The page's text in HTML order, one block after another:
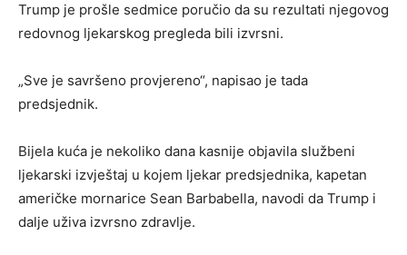
Trump je prošle sedmice poručio da su rezultati njegovog
redovnog ljekarskog pregleda bili izvrsni.
„Sve je savršeno provjereno“, napisao je tada
predsjednik.
Bijela kuća je nekoliko dana kasnije objavila službeni
ljekarski izvještaj u kojem ljekar predsjednika, kapetan
američke mornarice Sean Barbabella, navodi da Trump i
dalje uživa izvrsno zdravlje.